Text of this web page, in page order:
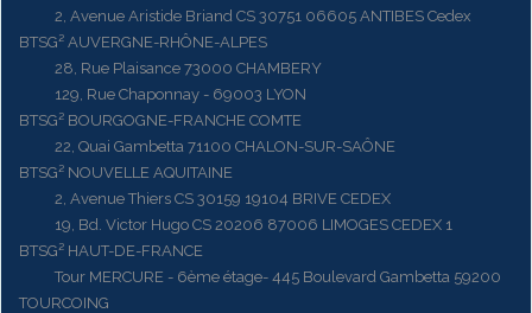
2, Avenue Aristide Briand CS 30751 06605 ANTIBES Cedex
BTSG² AUVERGNE-RHÔNE-ALPES
28, Rue Plaisance 73000 CHAMBERY
129, Rue Chaponnay - 69003 LYON
BTSG² BOURGOGNE-FRANCHE COMTE
22, Quai Gambetta 71100 CHALON-SUR-SAÔNE
BTSG² NOUVELLE AQUITAINE
2, Avenue Thiers CS 30159 19104 BRIVE CEDEX
19, Bd. Victor Hugo CS 20206 87006 LIMOGES CEDEX 1
BTSG² HAUT-DE-FRANCE
Tour MERCURE - 6ème étage- 445 Boulevard Gambetta 59200
TOURCOING